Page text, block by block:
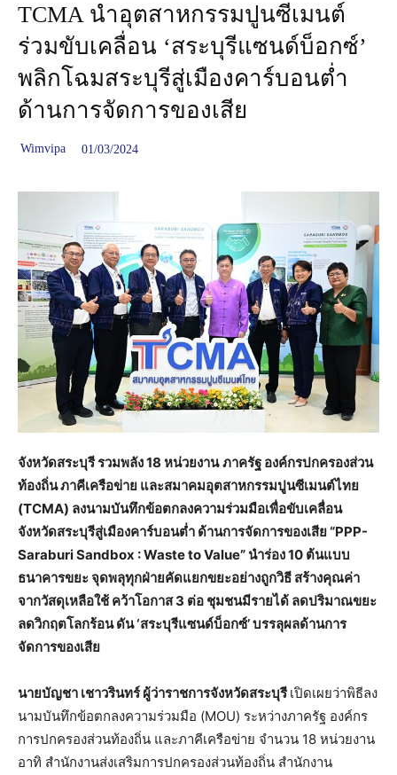
TCMA นำอุตสาหกรรมปูนซีเมนต์
ร่วมขับเคลื่อน ‘สระบุรีแซนด์บ็อกซ์’
พลิกโฉมสระบุรีสู่เมืองคาร์บอนต่ำ
ด้านการจัดการของเสีย
Wimvipa 01/03/2024
จังหวัดสระบุรี รวมพลัง18 หน่วยงาน ภาครัฐ องค์กรปกครองส่วน
ท้องถิ่น ภาคีเครือข่าย และสมาคมอุตสาหกรรมปูนซีเมนต์ไทย
(TCMA) ลงนามบันทึกข้อตกลงความร่วมมือเพื่อขับเคลื่อน
จังหวัดสระบุรีสู่เมืองคาร์บอนต่ำ ด้านการจัดการของเสีย “PPP-
Saraburi Sandbox : Waste to Value” นำร่อง 10 ต้นแบบ
ธนาคารขยะ จุดพลุทุกฝ่ายคัดแยกขยะอย่างถูกวิธี สร้างคุณค่า
จากวัสดุเหลือใช้ คว้าโอกาส 3 ต่อ ชุมชนมีรายได้ ลดปริมาณขยะ
ลดวิกฤตโลกร้อน ดัน ‘สระบุรีแซนด์บ็อกซ์’ บรรลุผลด้านการ
จัดการของเสีย
นายบัญชา เชาวรินทร์ผู้ว่าราชการจังหวัดสระบุรีเปิดเผยว่าพิธีลง
นามบันทึกข้อตกลงความร่วมมือ (MOU) ระหว่างภาครัฐ องค์กร
การปกครองส่วนท้องถิ่น และภาคีเครือข่าย จำนวน 18 หน่วยงาน
อาทิ สำนักงานส่งเสริมการปกครองส่วนท้องถิ่น สำนักงาน